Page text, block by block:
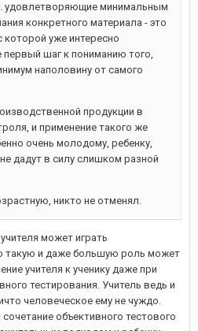
удовлетворяющие минимальным
конкретного материала - это
которой уже интересно
шаг к пониманию того,
наполовину от самого
продукции в
и применение такого же
очень молодому, ребенку,
дадут в силу слишком разной
никто не отменял.
может играть
такую и даже большую роль может
учителя к ученику даже при
тестирования. Учитель ведь и
человеческое ему не чуждо.
объективного тестового